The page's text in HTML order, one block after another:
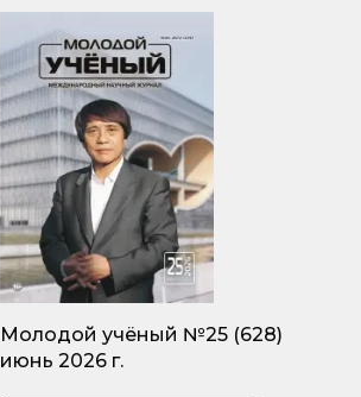
Молодой учёный №25 (628)
июнь 2026 г.